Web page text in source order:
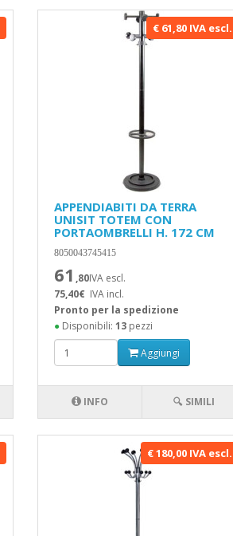
€ 61,80 IVA escl.
APPENDIABITI DA TERRA
UNISIT TOTEM CON
PORTAOMBRELLI H. 172 CM
8050043745415
61 ,80IVA escl.
75,40€ IVA incl.
Pronto per la spedizione
●Disponibili: 13pezzi
Aggiungi
INFO 🔍 SIMILI
€ 180,00 IVA escl.